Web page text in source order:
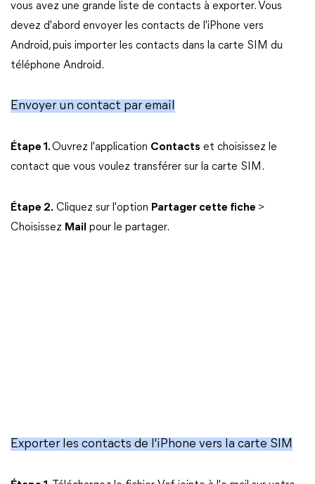
vous avez une grande liste de contacts à exporter. Vous
devez d'abord envoyer les contacts de l'iPhone vers
Android, puis importer les contacts dans la carte SIM du
téléphone Android.
Envoyer un contact par email
Étape 1.Ouvrez l'application Contacts et choisissez le
contact que vous voulez transférer sur la carte SIM.
Étape 2. Cliquez sur l'option Partager cette fiche >
Choisissez Mail pour le partager.
Exporter les contacts de l'iPhone vers la carte SIM